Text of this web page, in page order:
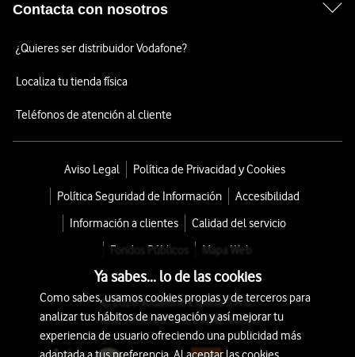
Contacta con nosotros
¿Quieres ser distribuidor Vodafone?
Localiza tu tienda física
Teléfonos de atención al cliente
Aviso Legal
Política de Privacidad y Cookies
Política Seguridad de Información
Accesibilidad
Información a clientes
Calidad del servicio
Fondos Públicos
Mapa Web
© 2026 Vodafone España S.A.U.
Avda. América 115, 28042 Madrid
Ya sabes... lo de las cookies
Como sabes, usamos cookies propias y de terceros para
analizar tus hábitos de navegación y así mejorar tu
experiencia de usuario ofreciendo una publicidad más